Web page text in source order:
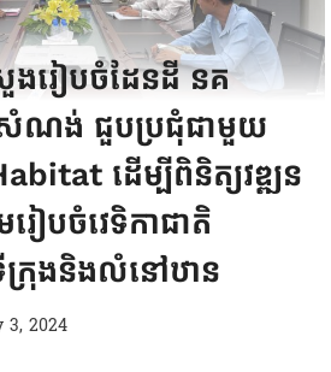
សួងរៀបចំដែនដី នគ
សំណង់ ជួបប្រជុំជាមួយ
ដើម្បីពិនិត្យវឌ្ឍន
រៀបចំវេទិកាជាតិ
រុងនិងលំនៅឋាន
3, 2024